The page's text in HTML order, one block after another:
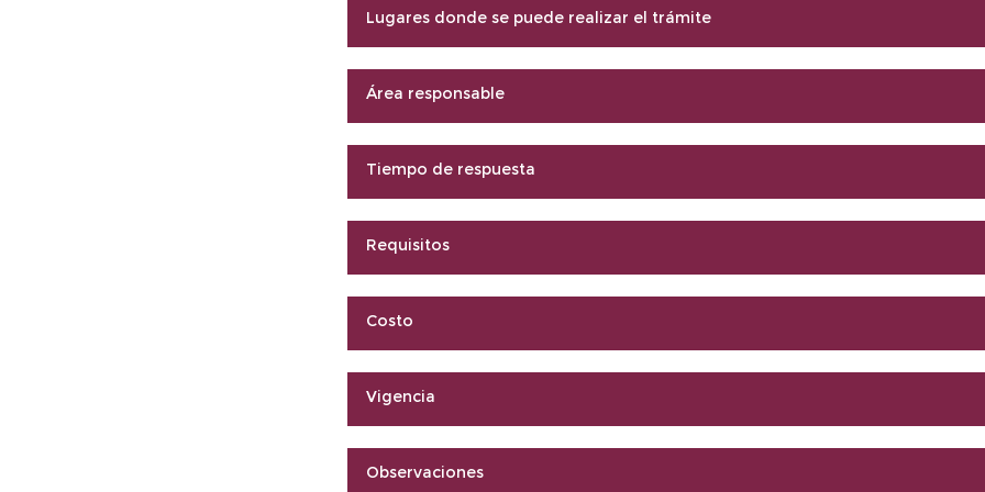
Lugares donde se puede realizar el trámite
Área responsable
Tiempo de respuesta
Requisitos
Costo
Vigencia
Observaciones